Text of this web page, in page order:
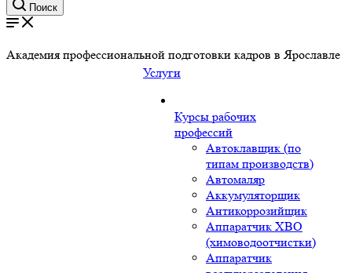
Поиск
Академия профессиональной подготовки кадров в Ярославле
Услуги
Курсы рабочих
профессий
Автоклавщик (по
типам производств)
Автомаляр
Аккумуляторщик
Антикоррозийщик
Аппаратчик ХВО
(химоводоотчистки)
Аппаратчик